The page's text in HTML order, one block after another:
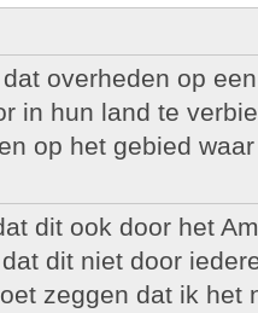
overheden op
in hun land te
op het gebied
dit ook door het
dit niet door
zeggen dat ik het